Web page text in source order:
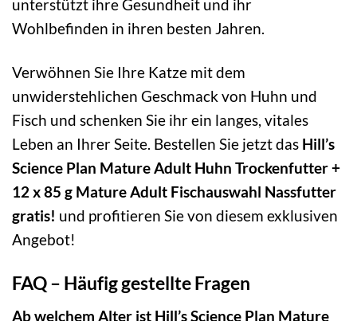
unterstützt ihre Gesundheit und ihr
Wohlbefinden in ihren besten Jahren.
Verwöhnen Sie Ihre Katze mit dem
unwiderstehlichen Geschmack von Huhn und
Fisch und schenken Sie ihr ein langes, vitales
Leben an Ihrer Seite. Bestellen Sie jetzt das Hill’s
Science Plan Mature Adult Huhn Trockenfutter +
12 x 85 g Mature Adult Fischauswahl Nassfutter
gratis! und profitieren Sie von diesem exklusiven
Angebot!
FAQ – Häufig gestellte Fragen
Ab welchem Alter ist Hill’s Science Plan Mature